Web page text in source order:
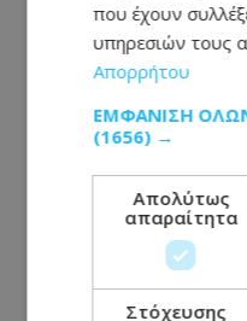
που έχουν
υπηρεσιών τους
Απορρήτου
ΕΜΦΆΝΙΣΗ
(1656) →
Απολύτως
απαραίτητα
Στόχευσης